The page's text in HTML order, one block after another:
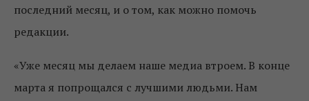
последний месяц, и о том, как можно помочь
редакции.
«Уже месяц мы делаем наше медиа втроем. В конце
марта я попрощался с лучшими людьми. Нам